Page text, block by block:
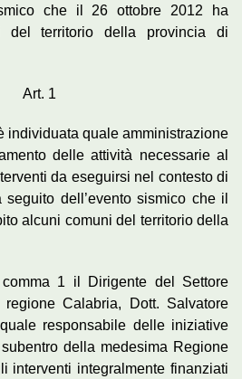
che il 26 ottobre 2012 ha
del territorio della provincia di
Art. 1
individuata quale amministrazione
delle attività necessarie al
da eseguirsi nel contesto di
dell’evento sismico che il
alcuni comuni del territorio della
1 il Dirigente del Settore
Calabria, Dott. Salvatore
responsabile delle iniziative
della medesima Regione
interventi integralmente finanziati